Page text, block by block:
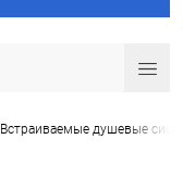
Встраиваемые душевые